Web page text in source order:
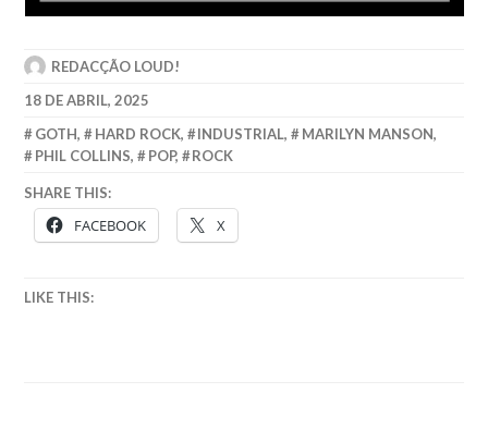
REDACÇÃO LOUD!
18 DE ABRIL, 2025
GOTH, HARD ROCK, INDUSTRIAL, MARILYN MANSON,
PHIL COLLINS, POP, ROCK
SHARE THIS:
FACEBOOK X
LIKE THIS: